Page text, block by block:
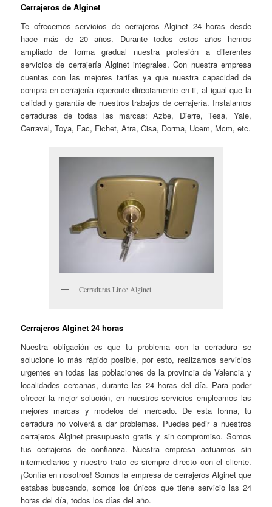
Cerrajeros de Alginet
Te ofrecemos servicios de cerrajeros Alginet 24 horas desde
hace más de 20 años. Durante todos estos años hemos
ampliado de forma gradual nuestra profesión a diferentes
servicios de cerrajería Alginet integrales. Con nuestra empresa
cuentas con las mejores tarifas ya que nuestra capacidad de
compra en cerrajería repercute directamente en ti, al igual que la
calidad y garantía de nuestros trabajos de cerrajería. Instalamos
cerraduras de todas las marcas: Azbe, Dierre, Tesa, Yale,
Cerraval, Toya, Fac, Fichet, Atra, Cisa, Dorma, Ucem, Mcm, etc.
Cerraduras Lince Alginet
Cerrajeros Alginet 24 horas
Nuestra obligación es que tu problema con la cerradura se
solucione lo más rápido posible, por esto, realizamos servicios
urgentes en todas las poblaciones de la provincia de Valencia y
localidades cercanas, durante las 24 horas del día. Para poder
ofrecer la mejor solución, en nuestros servicios empleamos las
mejores marcas y modelos del mercado. De esta forma, tu
cerradura no volverá a dar problemas. Puedes pedir a nuestros
cerrajeros Alginet presupuesto gratis y sin compromiso. Somos
tus cerrajeros de confianza. Nuestra empresa actuamos sin
intermediarios y nuestro trato es siempre directo con el cliente.
¡Confía en nosotros! Somos la empresa de cerrajeros Alginet que
estabas buscando, somos los únicos que tiene servicio las 24
horas del día, todos los días del año.